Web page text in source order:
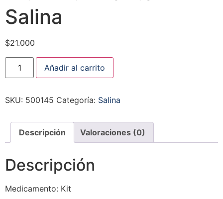
Salina
$21.000
Añadir al carrito
SKU: 500145 Categoría: Salina
Descripción Valoraciones (0)
Descripción
Medicamento: Kit